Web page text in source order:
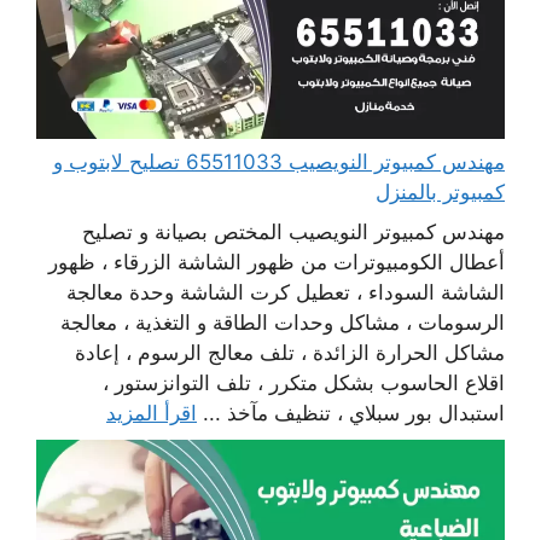
مهندس كمبيوتر النويصيب 65511033 تصليح لابتوب و
كمبيوتر بالمنزل
مهندس كمبيوتر النويصيب المختص بصيانة و تصليح
أعطال الكومبيوترات من ظهور الشاشة الزرقاء ، ظهور
الشاشة السوداء ، تعطيل كرت الشاشة وحدة معالجة
الرسومات ، مشاكل وحدات الطاقة و التغذية ، معالجة
مشاكل الحرارة الزائدة ، تلف معالج الرسوم ، إعادة
اقلاع الحاسوب بشكل متكرر ، تلف التوانزستور ،
استبدال بور سبلاي ، تنظيف مآخذ ... اقرأ المزيد